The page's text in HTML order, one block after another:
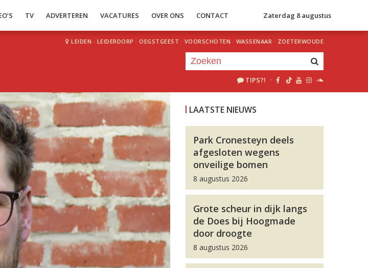
TV ADVERTEREN VACATURES OVER ONS CONTACT Zaterdag 8 augustus
LEIDEN · LEIDERDORP · OEGSTGEEST · VOORSCHOTEN · WASSENAAR · ZOETERWOUDE
TIPS?! ·
LAATSTE NIEUWS
Park Cronesteyn deels
afgesloten wegens
onveilige bomen
8 augustus 2026
Grote scheur in dijk langs
de Does bij Hoogmade
door droogte
8 augustus 2026